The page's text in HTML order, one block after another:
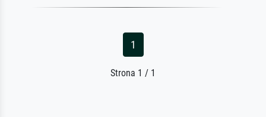
1
Strona 1 / 1